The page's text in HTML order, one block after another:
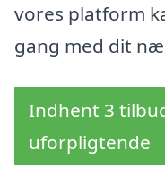
vores platform
gang med dit
Indhent 3
uforpligtende